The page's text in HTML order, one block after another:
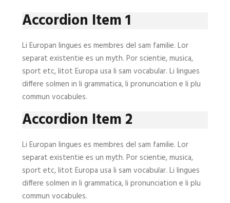
Accordion Item 1
Li Europan lingues es membres del sam familie. Lor
separat existentie es un myth. Por scientie, musica,
sport etc, litot Europa usa li sam vocabular. Li lingues
differe solmen in li grammatica, li pronunciation e li plu
commun vocabules.
Accordion Item 2
Li Europan lingues es membres del sam familie. Lor
separat existentie es un myth. Por scientie, musica,
sport etc, litot Europa usa li sam vocabular. Li lingues
differe solmen in li grammatica, li pronunciation e li plu
commun vocabules.